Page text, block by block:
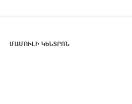
ՄԱՄՈՒԼԻ ԿԵՆՏՐՈՆ